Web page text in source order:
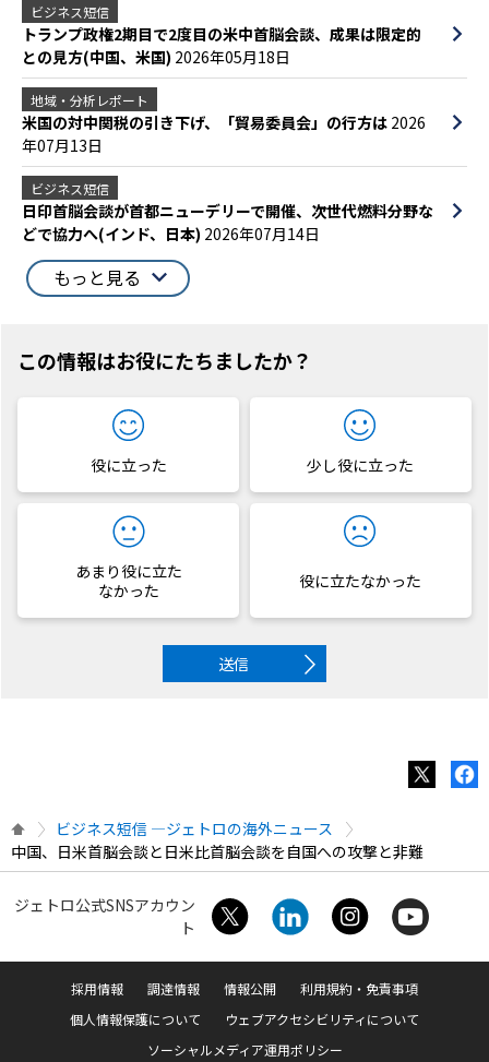
ビジネス短信
トランプ政権2期目で2度目の米中首脳会談、成果は限定的
との見方(中国、米国) 2026年05月18日
地域・分析レポート
米国の対中関税の引き下げ、「貿易委員会」の行方は 2026
年07月13日
ビジネス短信
日印首脳会談が首都ニューデリーで開催、次世代燃料分野な
どで協力へ(インド、日本) 2026年07月14日
もっと見る
この情報はお役にたちましたか？
役に立った 少し役に立った
あまり役に立た
なかった
役に立たなかった
送信
ビジネス短信 ―ジェトロの海外ニュース
中国、日米首脳会談と日米比首脳会談を自国への攻撃と非難
ジェトロ公式SNSアカウン
ト
採用情報 調達情報 情報公開
利用規約・免責事項
個人情報保護について
ウェブアクセシビリティについて
ソーシャルメディア運用ポリシー